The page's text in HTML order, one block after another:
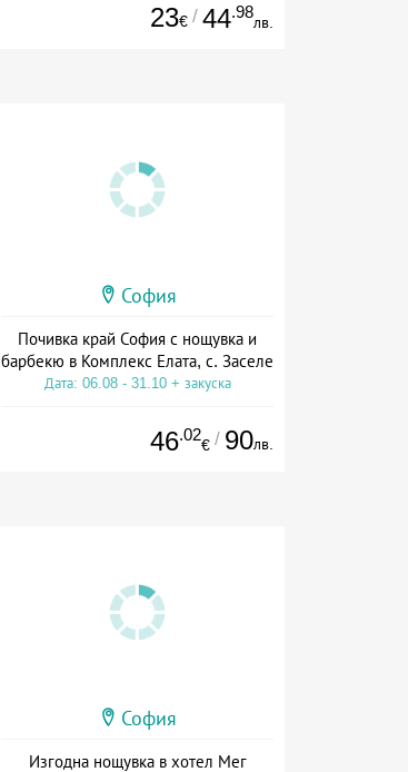
23€ / 44.98
лв.
София
Почивка край София с нощувка и
барбекю в Комплекс Елата, с. Заселе
Дата: 06.08 - 31.10 + закуска
46.02
€ / 90лв.
София
Изгодна нощувка в хотел Мег